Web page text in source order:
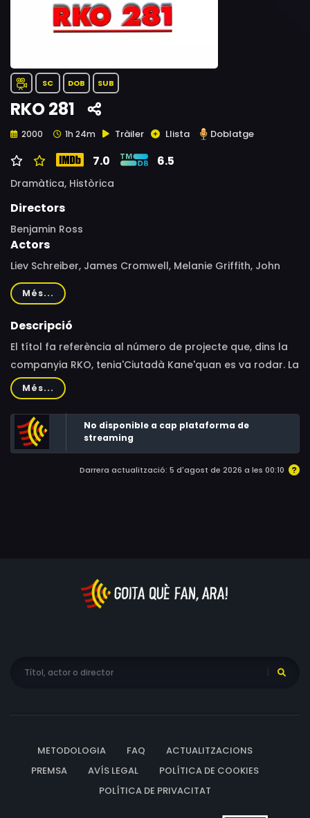
SC DOB SUB
RKO 281
2000 1h 24m Tràiler Llista Doblatge
7.0 6.5
Dramàtica, Històrica
Directors
Benjamin Ross
Actors
Liev Schreiber, James Cromwell, Melanie Griffith, John
Malkovich, Liam Cunningham, David Suchet, Fiona Shaw,
Anastasia Hille, Brenda Blethyn, Roy Scheider, Roger
Allam, Simeon Andrews, William Armstrong, Jay Benedict,
Sarah Franzl, Briony Glassco, Louis Hammond, Aaron
Keeling, Joseph Long, Gareth Marks, Olivier Pierre, Roger
Rose, Rolf Saxon, Adrian Schiller, Kerry Shale, Cyril Shaps,
Tusse Silberg, Toby Whithouse, Tim Woodward, Angus
Wright, Bobby Valentino
Més...
Descripció
El títol fa referència al número de projecte que, dins la
companyia RKO, tenia'Ciutadà Kane'quan es va rodar. La
pel·lícula és una recreació fictícia, però bastant fidel
d’aquell rodatge, amb tots els personatges i les
circumstàncies que el van afectar.
Més...
No disponible a cap plataforma de
streaming
Darrera actualització: 5 d'agost de 2026 a les 00:10
METODOLOGIA FAQ
ACTUALITZACIONS
PREMSA
AVÍS LEGAL
POLÍTICA DE COOKIES
POLÍTICA DE PRIVACITAT